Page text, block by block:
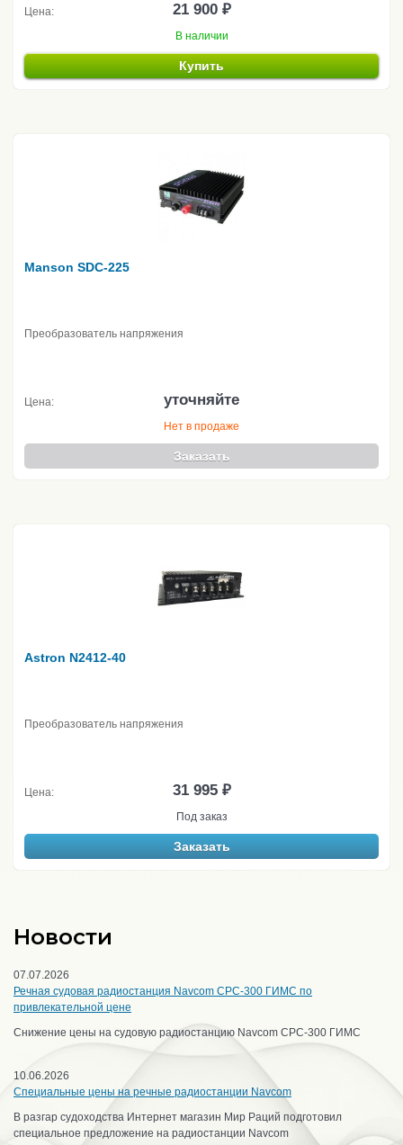
Цена: 21 900 ₽
В наличии
Купить
Manson SDC-225
Преобразователь напряжения
Цена: уточняйте
Нет в продаже
Заказать
Astron N2412-40
Преобразователь напряжения
Цена: 31 995 ₽
Под заказ
Заказать
Новости
07.07.2026
Речная судовая радиостанция Navcom CPC-300 ГИМС по
привлекательной цене
Снижение цены на судовую радиостанцию Navcom CPC-300 ГИМС
10.06.2026
Специальные цены на речные радиостанции Navcom
В разгар судоходства Интернет магазин Мир Раций подготовил
специальное предложение на радиостанции Navcom